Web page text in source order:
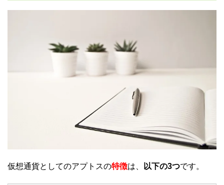
仮想通貨としてのアプトスの特徴は、 以下の3つです。